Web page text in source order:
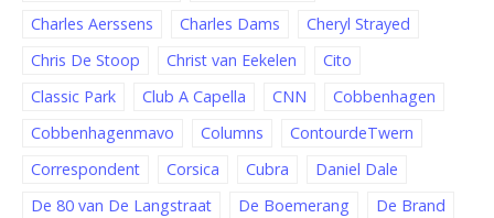
Charles Aerssens
Charles Dams
Cheryl Strayed
Chris De Stoop
Christ van Eekelen
Cito
Classic Park
Club A Capella CNN
Cobbenhagen
Cobbenhagenmavo
Columns
ContourdeTwern
Correspondent
Corsica Cubra
Daniel Dale
De 80 van De Langstraat
De Boemerang
De Brand